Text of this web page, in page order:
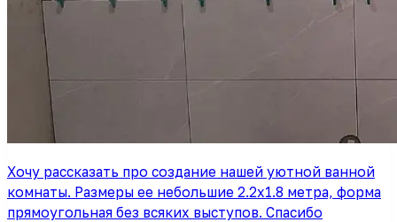
Хочу рассказать про создание нашей уютной ванной
комнаты. Размеры ее небольшие 2.2х1.8 метра, форма
прямоугольная без всяких выступов. Спасибо